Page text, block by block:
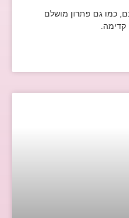
כמו גם פתרון מושלם